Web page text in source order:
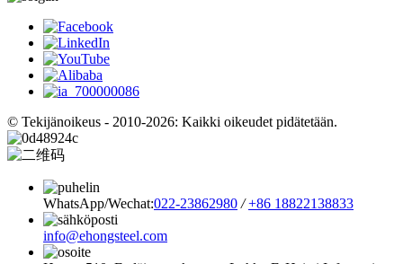
© Tekijänoikeus - 2010-2026: Kaikki oikeudet pidätetään.
WhatsApp/Wechat:022-23862980 / +86 18822138833
info@ehongsteel.com